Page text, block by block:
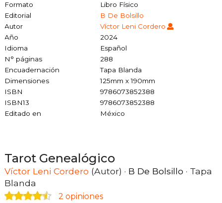
Formato
Libro Físico
Editorial
B De Bolsillo
Autor
Víctor Leni Cordero
Año
2024
Idioma
Español
N° páginas
288
Encuadernación
Tapa Blanda
Dimensiones
125mm x 190mm
ISBN
9786073852388
ISBN13
9786073852388
Editado en
México
Tarot Genealógico
Víctor Leni Cordero (Autor) · B De Bolsillo · Tapa
Blanda
2 opiniones